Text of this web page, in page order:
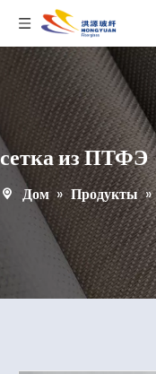
сетка из ПТФЭ
Дом » Продукты »